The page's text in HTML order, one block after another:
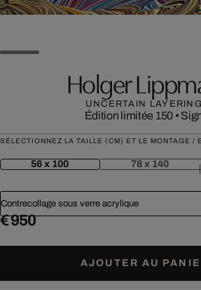
Holger
UNCERTAIN LAYERING
Édition limitée 150 •
SÉLECTIONNEZ LA TAILLE (CM) ET LE MONTAGE /
56 x 100 78 x 140
Contrecollage sous verre acrylique
€ 950
AJOUTER AU